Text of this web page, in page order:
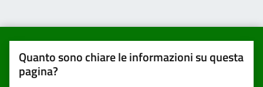
Quanto sono chiare le informazioni su questa
pagina?